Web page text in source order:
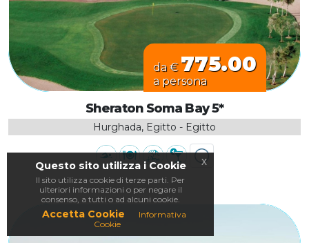
da € 775.00
a persona
Sheraton Soma Bay 5*
Hurghada, Egitto - Egitto
Questo sito utilizza i Cookie
Il sito utilizza cookie di terze parti. Per
ulteriori informazioni o per negare il
consenso, a tutti o ad alcuni cookie.
Accetta Cookie
Informativa
Cookie
x